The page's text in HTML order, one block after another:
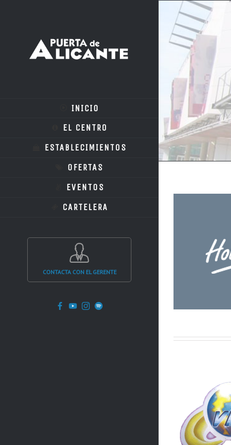
INICIO
EL CENTRO
ESTABLECIMIENTOS
OFERTAS
EVENTOS
CARTELERA
CONTACTA CON EL GERENTE
Facebook
YouTube
Instagram
Spotify